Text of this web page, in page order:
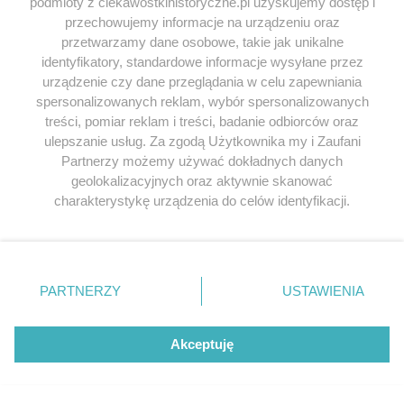
dżentelmenach, którzy znów wystrychnęli na dudka
organy ścigania…
Bibliografia:
Tomasz Ławecki, Kazimierz Kunicki,Zagadki
Kryminalne PRL, Wydawnictwo Bellona, 2017.
Stanisław Milewski, Szemrane towarzystwo
niegdysiejszej Warszawy, Iskry, 2009.
Leopold Tyrmand,
, Wydawnictwo Czytelnik
przechowujemy informacje na urządzeniu oraz
przetwarzamy dane osobowe, takie jak unikalne
identyfikatory, standardowe informacje wysyłane przez
urządzenie czy dane przeglądania w celu zapewniania
spersonalizowanych reklam, wybór spersonalizowanych
treści, pomiar reklam i treści, badanie odbiorców oraz
ulepszanie usług. Za zgodą Użytkownika my i Zaufani
Partnerzy możemy używać dokładnych danych
geolokalizacyjnych oraz aktywnie skanować
charakterystykę urządzenia do celów identyfikacji.
zmienić/wycofać klikając przycisk ustawień prywatności
znajdujący się w lewym dolnym rogu strony
. Niektóre
użytkownika, ale masz prawo sprzeciwić się takiemu
przetwarzaniu. Preferencje będą miały zastosowania tylko
PARTNERZY USTAWIENIA
Akceptuję